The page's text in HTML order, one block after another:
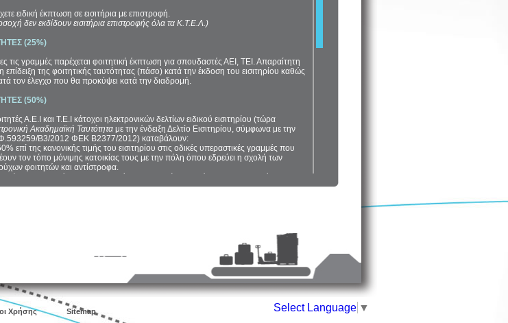
ειδική έκπτωση σε εισιτήρια με επιστροφή.
δεν εκδίδουν εισιτήρια επιστροφής όλα τα Κ.Τ.Ε.Λ.)
(25%)
τις γραμμές παρέχεται φοιτητική έκπτωση για σπουδαστές ΑΕΙ, ΤΕΙ. Απαραίτητη
η επίδειξη της φοιτητικής ταυτότητας (πάσο) κατά την έκδοση του εισιτηρίου καθώς
τον έλεγχο που θα προκύψει κατά την διαδρομή.
(50%)
Α.Ε.Ι και Τ.Ε.Ι κάτοχοι ηλεκτρονικών δελτίων ειδικού εισιτηρίου (τώρα
Ακαδημαϊκή Ταυτότητα με την ένδειξη Δελτίο Εισιτηρίου, σύμφωνα με την
Β3/2012 ΦΕΚ Β2377/2012) καταβάλουν:
επί της κανονικής τιμής του εισιτηρίου στις οδικές υπεραστικές γραμμές που
τον τόπο μόνιμης κατοικίας τους με την πόλη όπου εδρεύει η σχολή των
φοιτητών και αντίστροφα.
υπόλοιπες αστικές και υπεραστικές συγκοινωνίες της χώρας στους ανωτέρω
χορηγείται έκπτωση 25% επί της κανονικής τιμής του εισιτηρίου.
πολυτέκνων (πάσο) κατά την έκδοση του εισιτηρίου καθώς και κατά τον έλεγχο
τις γραμμές παρέχεται έκπτωση στα άτομα με ειδικές ανάγκες. Απαραίτητη είναι η
της ειδικής κάρτας (πάσο) κατά την έκδοση του εισιτηρίου καθώς και κατά τον
που θα προκύψει κατά την διαδρομή.
(25%)*
Χρήσης Sitemap Select Language ▼